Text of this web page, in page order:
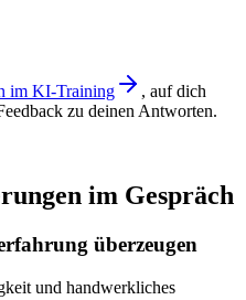
im KI-Training
, auf dich
zu deinen Antworten.
im Gespräch
überzeugen
und handwerkliches